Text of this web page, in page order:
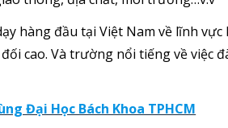
hàng đầu tại Việt Nam về lĩnh vực
cao. Và trường nổi tiếng về việc
Đại Học Bách Khoa TPHCM